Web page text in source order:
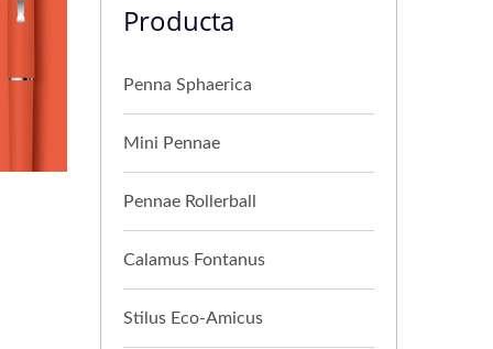
Producta
Penna Sphaerica
Mini Pennae
Pennae Rollerball
Calamus Fontanus
Stilus Eco-Amicus